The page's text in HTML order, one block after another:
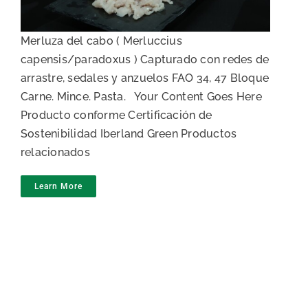
Merluza del cabo ( Merluccius
capensis/paradoxus ) Capturado con redes de
arrastre, sedales y anzuelos FAO 34, 47 Bloque
Carne. Mince. Pasta. Your Content Goes Here
Producto conforme Certificación de
Sostenibilidad Iberland Green Productos
relacionados
Learn More